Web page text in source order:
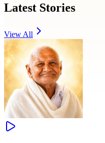
Latest Stories
View All